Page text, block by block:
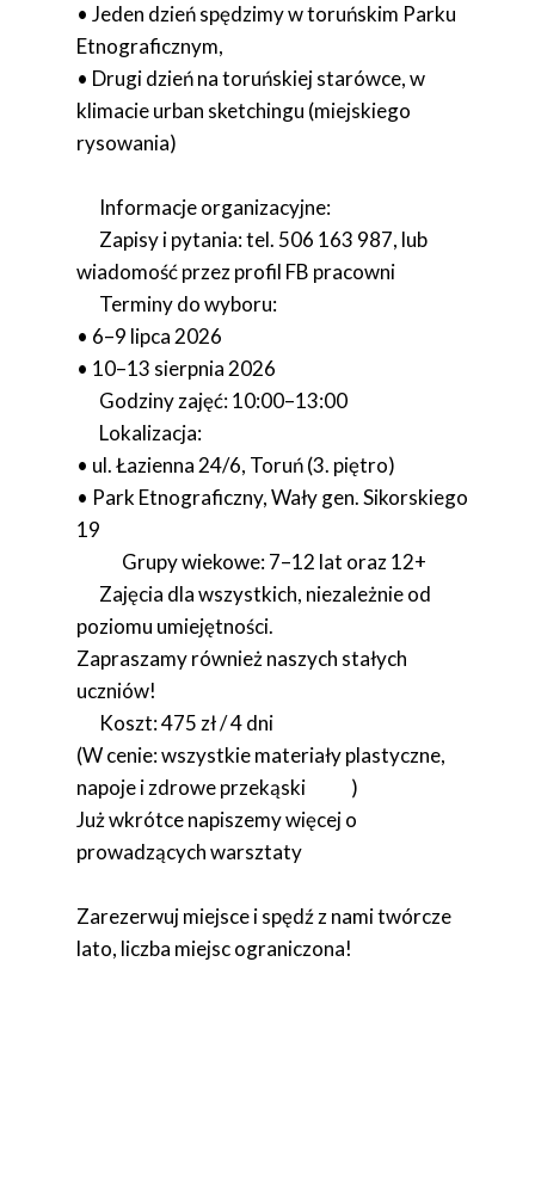
• Jeden dzień spędzimy w toruńskim Parku
Etnograficznym,
• Drugi dzień na toruńskiej starówce, w
klimacie urban sketchingu (miejskiego
rysowania)
Informacje organizacyjne:
Zapisy i pytania: tel. 506 163 987, lub
wiadomość przez profil FB pracowni
Terminy do wyboru:
• 6–9 lipca 2026
• 10–13 sierpnia 2026
Godziny zajęć: 10:00–13:00
Lokalizacja:
• ul. Łazienna 24/6, Toruń (3. piętro)
• Park Etnograficzny, Wały gen. Sikorskiego
19
Grupy wiekowe: 7–12 lat oraz 12+
Zajęcia dla wszystkich, niezależnie od
poziomu umiejętności.
Zapraszamy również naszych stałych
uczniów!
Koszt: 475 zł / 4 dni
(W cenie: wszystkie materiały plastyczne,
napoje i zdrowe przekąski
)
Już wkrótce napiszemy więcej o
prowadzących warsztaty
Zarezerwuj miejsce i spędź z nami twórcze
lato, liczba miejsc ograniczona!